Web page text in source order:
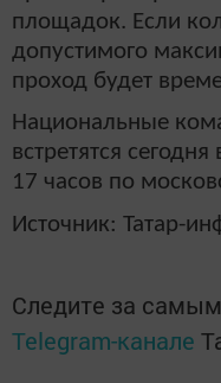
площадок. Если
допустимого
проход будет
Национальные
встретятся
17 часов по
Источник: Татар-
Следите за
Telegram-канале